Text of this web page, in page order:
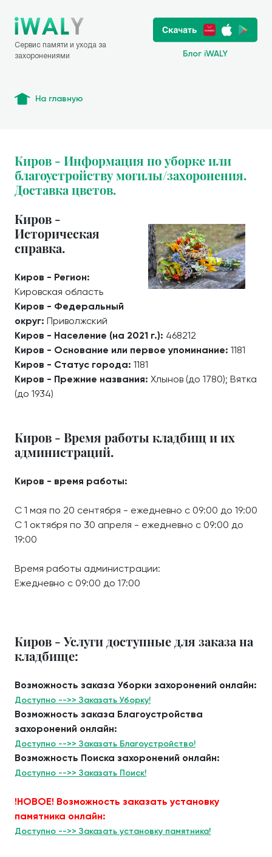
Сервис памяти и ухода за
захоронениями
Блог iWALY
На главную
Киров - Информация по уборке или
благоустройству могилы/захоронения.
Доставка цветов.
Киров -
Историческая
справка.
Киров - Регион:
Кировская область
Киров - Федеральный
округ: Приволжский
Киров - Население (на 2021 г.): 468212
Киров - Основание или первое упоминание: 1181
Киров - Статус города: 1181
Киров - Прежние названия: Хлынов (до 1780); Вятка
(до 1934)
Киров - Время работы кладбищ и их
администраций.
Киров - время работы:
С 1 мая по 20 сентября - ежедневно с 09:00 до 19:00
С 1 октября по 30 апреля - ежедневно с 09:00 до
19:00
Время работы администрации:
Ежедневно с 09:00 до 17:00
Киров - Услуги доступные для заказа на
кладбище:
Возможность заказа Уборки захоронений онлайн:
Доступно -->> Заказать Уборку!
Возможность заказа Благоустройства
захоронений онлайн:
Доступно -->> Заказать Благоустройство!
Возможность Поиска захоронений онлайн:
Доступно -->> Заказать Поиск!
!НОВОЕ! Возможность заказать установку
памятника онлайн:
Доступно -->> Заказать установку памятника!